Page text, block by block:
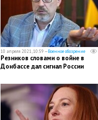
10 апреля 2021, 10:59 —Военное обозрение
Резников словами о войне в
Донбассе дал сигнал России